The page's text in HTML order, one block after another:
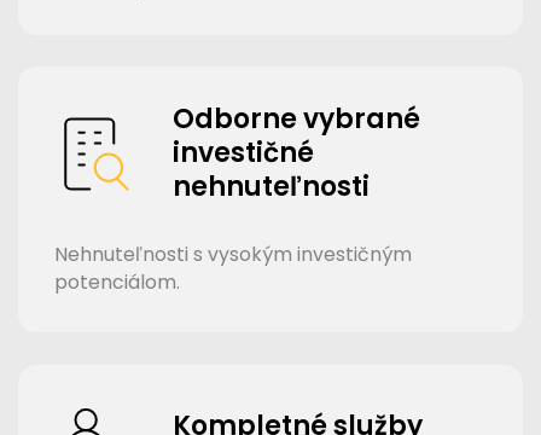
Odborne vybrané
investičné
nehnuteľnosti
Nehnuteľnosti s vysokým investičným
potenciálom.
Kompletné služby